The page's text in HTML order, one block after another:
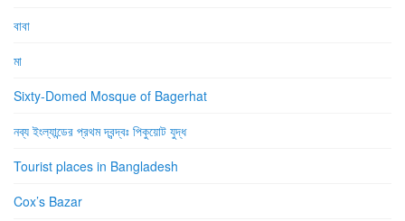
বাবা
মা
Sixty-Domed Mosque of Bagerhat
নব্য ইংল্যান্ডের প্রথম দ্বন্দ্বঃ পিকুয়োট যুদ্ধ
Tourist places in Bangladesh
Cox’s Bazar